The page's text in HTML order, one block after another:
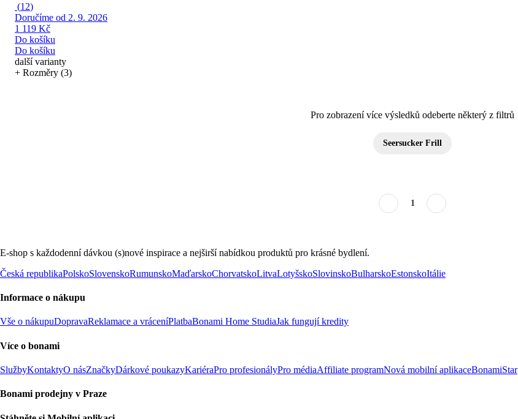
(12)
Doručíme od 2. 9. 2026
1 119 Kč
Do košíku
Do košíku
další varianty
+ Rozměry (3)
Pro zobrazení více výsledků odeberte některý z filtrů
Seersucker Frill
1
E-shop s každodenní dávkou (s)nové inspirace a nejširší nabídkou produktů pro krásné bydlení.
Česká republikaPolskoSlovenskoRumunskoMaďarskoChorvatskoLitvaLotyšskoSlovinskoBulharskoEstonskoItálie
Informace o nákupu
Vše o nákupuDopravaReklamace a vráceníPlatbaBonami Home StudiaJak fungují kredity
Více o bonami
SlužbyKontaktyO násZnačkyDárkové poukazyKariéraPro profesionályPro médiaAffiliate programNová mobilní aplikaceBonamiStar
Bonami prodejny v Praze